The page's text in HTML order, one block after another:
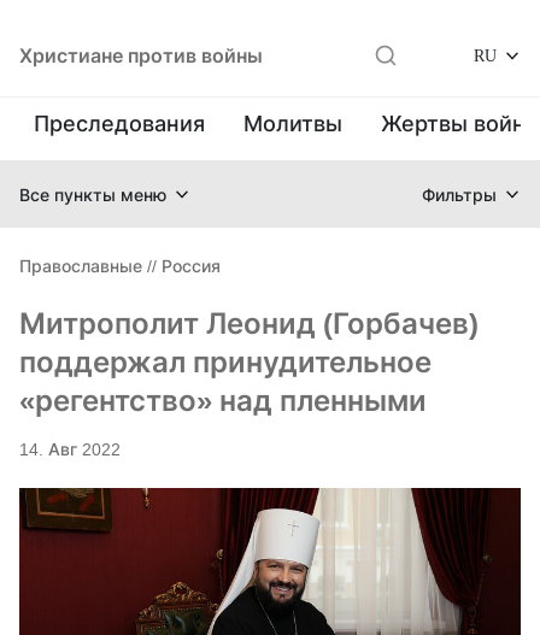
Христиане против войны RU
Преследования Молитвы Жертвы
Все пункты меню Фильтры
Православные // Россия
Митрополит Леонид (Горбачев)
поддержал принудительное
«регентство» над пленными
14. Авг 2022